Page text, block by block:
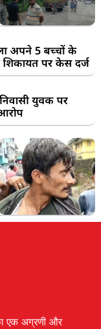
अपने 5 बच्चों के
शिकायत पर केस दर्ज
युवक पर
एक अग्रणी और